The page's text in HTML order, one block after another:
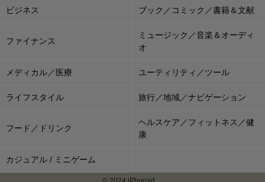
ビジネス ブック／コミック／書籍＆文献
ファイナンス
ミュージック／音楽＆オーディ
オ
メディカル／医療 ユーティリティ／ツール
ライフスタイル 旅行／地域／ナビゲーション
フード／ドリンク
ヘルスケア／フィットネス／健
康
カジュアル / ミニゲーム
© 2024 iPhoroid.